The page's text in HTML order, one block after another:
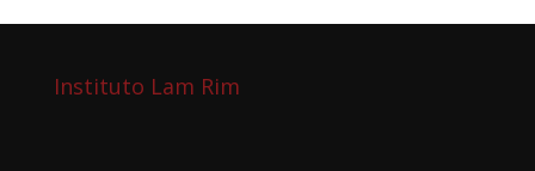
Instituto Lam Rim